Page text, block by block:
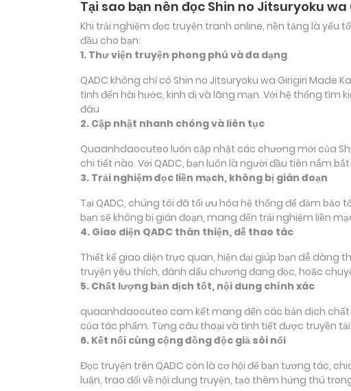
Tại sao bạn nên đọc Shin no Jitsuryoku
Khi trải nghiệm đọc truyện tranh online, nền tảng là
đầu cho bạn:
1. Thư viện truyện phong phú và đa dạng
QADC không chỉ có Shin no Jitsuryoku wa Girigiri Made
tình đến hài hước, kinh dị và lãng mạn. Với hệ thống
đâu
2. Cập nhật nhanh chóng và liên tục
Quaanhdaocuteo luôn cập nhật các chương mới của
chi tiết nào. Với QADC, bạn luôn là người đầu tiên nắm
3. Trải nghiệm đọc liền mạch, không bị gián đoạn
Tại QADC, chúng tôi đã tối ưu hóa hệ thống để đảm
bạn sẽ không bị gián đoạn, mang đến trải nghiệm liền
4. Giao diện QADC thân thiện, dễ thao tác
Thiết kế giao diện trực quan, hiện đại giúp bạn dễ dàng
truyện yêu thích, đánh dấu chương đang đọc, hoặc
5. Chất lượng bản dịch tốt, nội dung chính xác
quaanhdaocuteo cam kết mang đến các bản dịch
của tác phẩm. Từng câu thoại và tình tiết được truyền
6. Kết nối cùng cộng đồng độc giả sôi nổi
Đọc truyện trên QADC còn là cơ hội để bạn tương tác,
luận, trao đổi về nội dung truyện, tạo thêm hứng thú